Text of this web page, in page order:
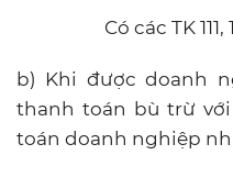
Có các TK 111,
b) Khi được doanh
thanh toán bù trừ
toán doanh nghiệp